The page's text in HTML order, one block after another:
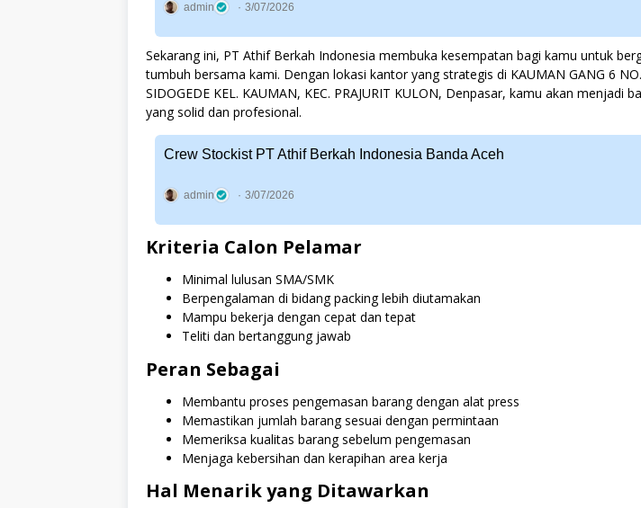
admin 3/07/2026
Sekarang ini, PT Athif Berkah Indonesia membuka kesempatan bagi kamu untuk
tumbuh bersama kami. Dengan lokasi kantor yang strategis di KAUMAN GANG 6
SIDOGEDE KEL. KAUMAN, KEC. PRAJURIT KULON, Denpasar, kamu akan menjadi
yang solid dan profesional.
Crew Stockist PT Athif Berkah Indonesia Banda Aceh
admin 3/07/2026
Kriteria Calon Pelamar
Minimal lulusan SMA/SMK
Berpengalaman di bidang packing lebih diutamakan
Mampu bekerja dengan cepat dan tepat
Teliti dan bertanggung jawab
Peran Sebagai
Membantu proses pengemasan barang dengan alat press
Memastikan jumlah barang sesuai dengan permintaan
Memeriksa kualitas barang sebelum pengemasan
Menjaga kebersihan dan kerapihan area kerja
Hal Menarik yang Ditawarkan